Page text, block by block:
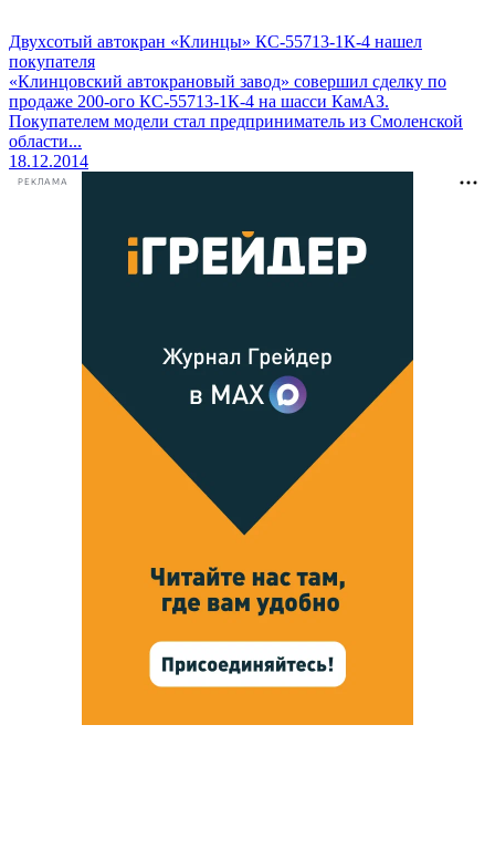
Двухсотый автокран «Клинцы» КС-55713-1К-4 нашел
покупателя
«Клинцовский автокрановый завод» совершил сделку по
продаже 200-ого КС-55713-1К-4 на шасси КамАЗ.
Покупателем модели стал предприниматель из Смоленской
области...
18.12.2014
РЕКЛАМА